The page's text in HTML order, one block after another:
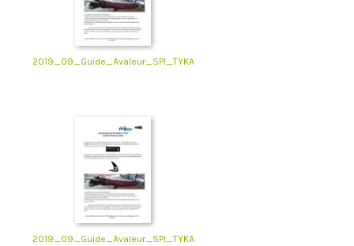
2019_09_Guide_Avaleur_SPI_TYKA
2019_09_Guide_Avaleur_SPI_TYKA